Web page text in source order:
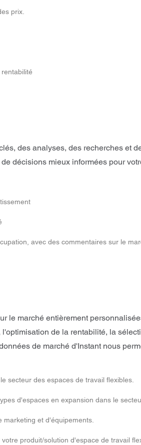
prix.
des analyses, des recherches et
décisions mieux informées pour
avec des commentaires sur le
le marché entièrement
de la rentabilité, la
de marché d'Instant nous
secteur des espaces de travail flexibles.
d'espaces en expansion dans le
et d'équipements.
produit/solution d'espace de travail